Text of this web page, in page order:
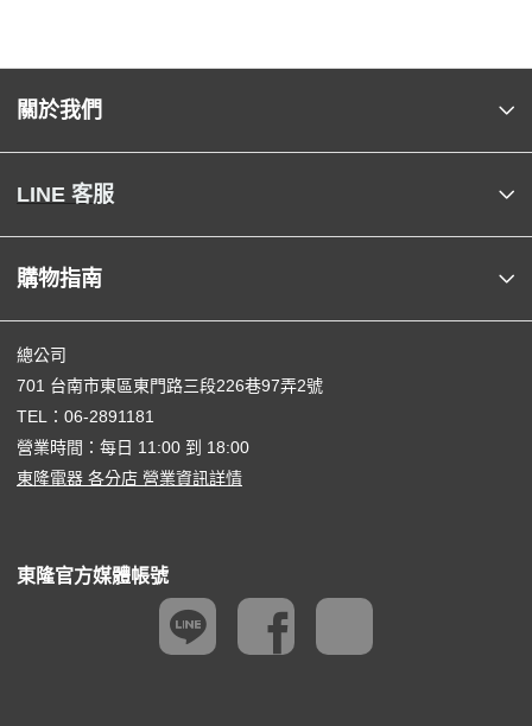
關於我們
LINE 客服
購物指南
總公司
701 台南市東區東門路三段226巷97弄2號
TEL： 06-2891181
營業時間：每日 11:00 到 18:00
東隆電器 各分店 營業資訊詳情
東隆官方媒體帳號